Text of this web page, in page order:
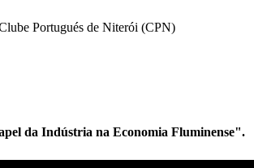
Portugués de Niterói (CPN)
da Indústria na Economia Fluminense".